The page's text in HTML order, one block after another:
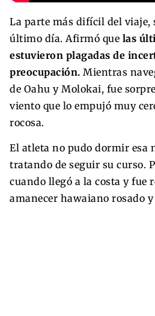
La parte más difícil del viaje,
último día. Afirmó que las
estuvieron plagadas de
preocupación. Mientras
de Oahu y Molokai, fue
viento que lo empujó muy
rocosa.
El atleta no pudo dormir esa
tratando de seguir su curso.
cuando llegó a la costa y fue
amanecer hawaiano rosado